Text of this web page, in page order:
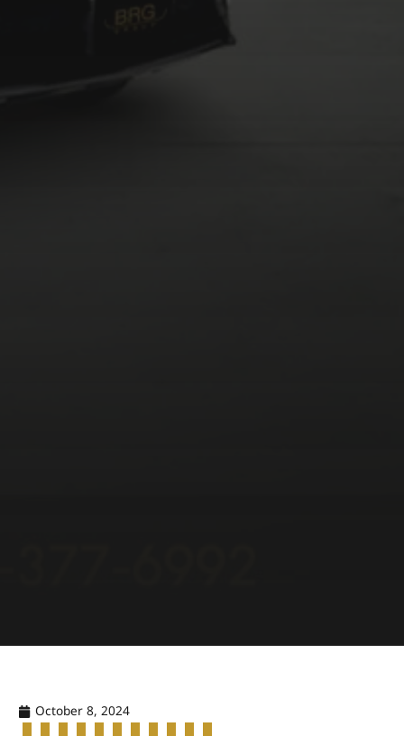
October 8, 2024